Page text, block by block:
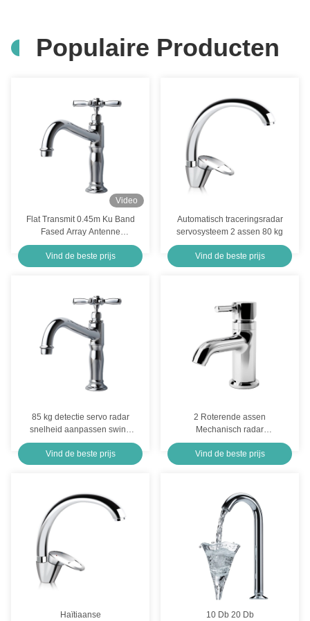
Populaire Producten
Video
Flat Transmit 0.45m Ku Band
Fased Array Antenne
Satellietcommunicatie FSS
Systems Luchtplatforms
Vind de beste prijs
Automatisch traceringsradar
servosysteem 2 assen 80 kg
Vind de beste prijs
85 kg detectie servo radar
snelheid aanpassen swing
fan scan
Vind de beste prijs
2 Roterende assen
Mechanisch radar
servosysteem Swing Fan
Scan RS422 Control
Vind de beste prijs
Haïtiaanse
10 Db 20 Db